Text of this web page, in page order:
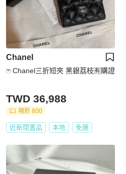
Chanel
ෆ Chanel三折短夾 黑銀荔枝🈶購證
TWD 36,988
現折 800
近新閒置品 本地 免運